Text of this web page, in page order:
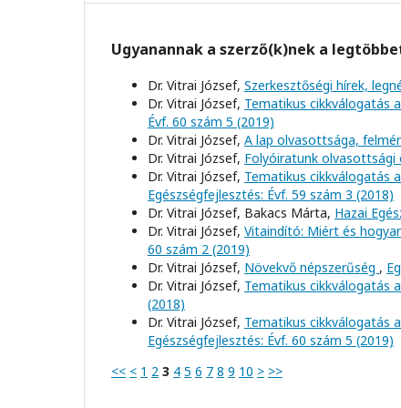
Ugyanannak a szerző(k)nek a
Dr. Vitrai József, Szerkesztőségi hírek,
Dr. Vitrai József, Tematikus cikkválogatás
Évf. 60 szám 5 (2019)
Dr. Vitrai József, A lap olvasottsága,
Dr. Vitrai József, Folyóiratunk olvasottsági
Dr. Vitrai József, Tematikus cikkválogatás
Egészségfejlesztés: Évf. 59 szám 3 (2018)
Dr. Vitrai József, Bakacs Márta, Hazai
Dr. Vitrai József, Vitaindító: Miért és
60 szám 2 (2019)
Dr. Vitrai József, Növekvő népszerűség ,
Dr. Vitrai József, Tematikus cikkválogatás
(2018)
Dr. Vitrai József, Tematikus cikkválogatás
Egészségfejlesztés: Évf. 60 szám 5 (2019)
<< < 1 2 3 4 5 6 7 8 9 10 > >>